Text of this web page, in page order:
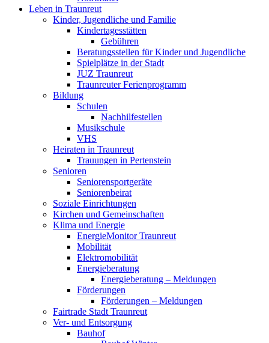
Leben in Traunreut
Kinder, Jugendliche und Familie
Kindertagesstätten
Gebühren
Beratungsstellen für Kinder und Jugendliche
Spielplätze in der Stadt
JUZ Traunreut
Traunreuter Ferienprogramm
Bildung
Schulen
Nachhilfestellen
Musikschule
VHS
Heiraten in Traunreut
Trauungen in Pertenstein
Senioren
Seniorensportgeräte
Seniorenbeirat
Soziale Einrichtungen
Kirchen und Gemeinschaften
Klima und Energie
EnergieMonitor Traunreut
Mobilität
Elektromobilität
Energieberatung
Energieberatung – Meldungen
Förderungen
Förderungen – Meldungen
Fairtrade Stadt Traunreut
Ver- und Entsorgung
Bauhof